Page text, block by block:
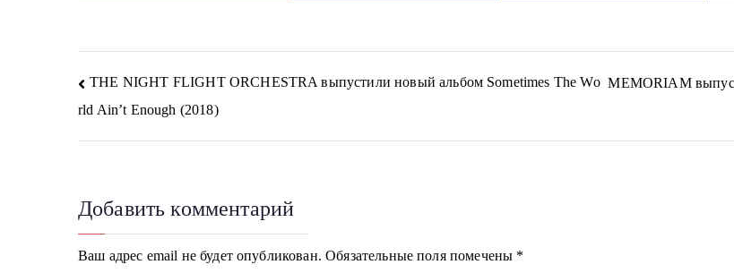
Навигация
по
THE NIGHT FLIGHT ORCHESTRA выпустили новый альбом Sometimes The Wo
rld Ain’t Enough (2018)
MEMORIAM
Добавить комментарий
Ваш адрес email не будет опубликован. Обязательные поля помечены *